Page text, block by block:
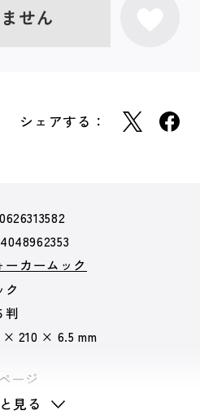
せん
シェアする：
ーカームック
ク
判
× 210 × 6.5 mm
ージ
見る